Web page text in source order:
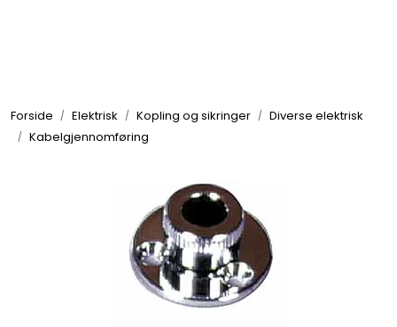
Forside Elektrisk Kopling og sikringer
Diverse elektrisk
Kabelgjennomføring
Elektrisk